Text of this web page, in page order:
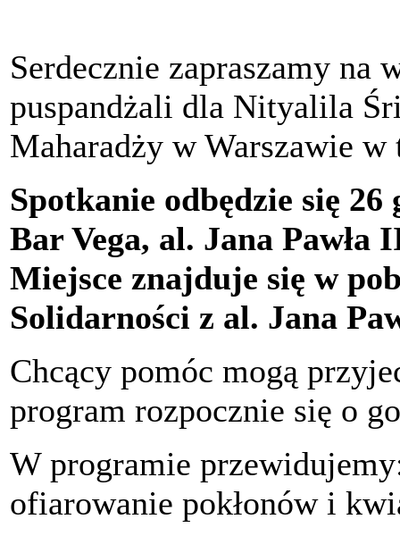
Serdecznie zapraszamy
puspandżali dla Nityalila
Maharadży w Warszawie
Spotkanie odbędzie się
Bar Vega, al. Jana Pawła
Miejsce znajduje się w
Solidarności z al. Jana
Chcący pomóc mogą
program rozpocznie się o
W programie
ofiarowanie pokłonów i